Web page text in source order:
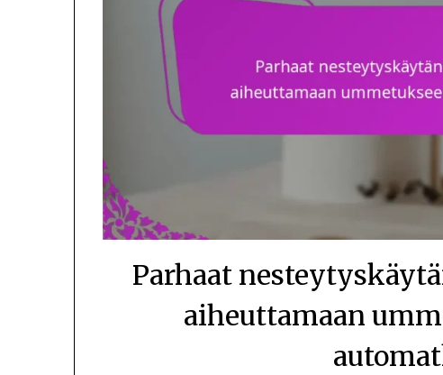
Parhaat
aiheuttamaan